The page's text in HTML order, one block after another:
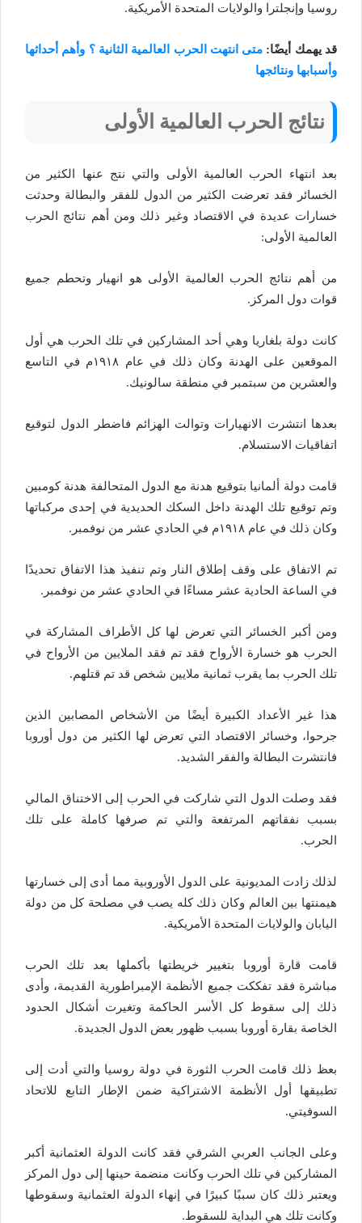
روسيا وإنجلترا والولايات المتحدة الأمريكية.
قد يهمك أيضًا: متى انتهت الحرب العالمية الثانية ؟ وأهم أحداثها
وأسبابها ونتائجها
نتائج الحرب العالمية الأولى
بعد انتهاء الحرب العالمية الأولى والتي نتج عنها الكثير من
الخسائر فقد تعرضت الكثير من الدول للفقر والبطالة وحدثت
خسارات عديدة في الاقتصاد وغير ذلك ومن أهم نتائج الحرب
العالمية الأولى:
من أهم نتائج الحرب العالمية الأولى هو انهيار وتحطم جميع
قوات دول المركز.
كانت دولة بلغاريا وهي أحد المشاركين في تلك الحرب هي أول
الموقعين على الهدنة وكان ذلك في عام ١٩١٨م في التاسع
والعشرين من سبتمبر في منطقة سالونيك.
بعدها انتشرت الانهيارات وتوالت الهزائم فاضطر الدول لتوقيع
اتفاقيات الاستسلام.
قامت دولة ألمانيا بتوقيع هدنة مع الدول المتحالفة هدنة كومبين
وتم توقيع تلك الهدنة داخل السكك الحديدية في إحدى مركباتها
وكان ذلك في عام ١٩١٨م في الحادي عشر من نوفمبر.
تم الاتفاق على وقف إطلاق النار وتم تنفيذ هذا الاتفاق تحديدًا
في الساعة الحادية عشر مساءًا في الحادي عشر من نوفمبر.
ومن أكبر الخسائر التي تعرض لها كل الأطراف المشاركة في
الحرب هو خسارة الأرواح فقد تم فقد الملايين من الأرواح في
تلك الحرب بما يقرب ثمانية ملايين شخص قد تم قتلهم.
هذا غير الأعداد الكبيرة أيضًا من الأشخاص المصابين الذين
جرحوا، وخسائر الاقتصاد التي تعرض لها الكثير من دول أوروبا
فانتشرت البطالة والفقر الشديد.
فقد وصلت الدول التي شاركت في الحرب إلى الاختناق المالي
بسبب نفقاتهم المرتفعة والتي تم صرفها كاملة على تلك
الحرب.
لذلك زادت المديونية على الدول الأوروبية مما أدى إلى خسارتها
هيمنتها بين العالم وكان ذلك كله يصب في مصلحة كل من دولة
اليابان والولايات المتحدة الأمريكية.
قامت قارة أوروبا بتغيير خريطتها بأكملها بعد تلك الحرب
مباشرة فقد تفككت جميع الأنظمة الإمبراطورية القديمة، وأدى
ذلك إلى سقوط كل الأسر الحاكمة وتغيرت أشكال الحدود
الخاصة بقارة أوروبا بسبب ظهور بعض الدول الجديدة.
بعظ ذلك قامت الحرب الثورة في دولة روسيا والتي أدت إلى
تطبيقها أول الأنظمة الاشتراكية ضمن الإطار التابع للاتحاد
السوفيتي.
وعلى الجانب العربي الشرقي فقد كانت الدولة العثمانية أكبر
المشاركين في تلك الحرب وكانت منضمة حينها إلى دول المركز
ويعتبر ذلك كان سببًا كبيرًا في إنهاء الدولة العثمانية وسقوطها
وكانت تلك هي البداية للسقوط.